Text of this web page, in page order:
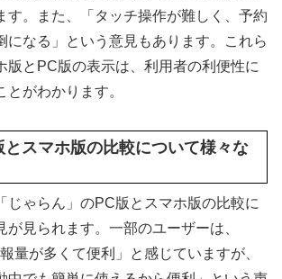
す。また、「タッチ操作が難しく、予約
になる」という意見もあります。これら
版とPC版の表示は、利用者の利便性に
がわかります。
とスマホ版の比較について様々な
じゃらん」のPC版とスマホ版の比較に
が見られます。一部のユーザーは、
量が多くて便利」と感じていますが、